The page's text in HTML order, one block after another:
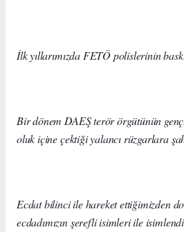
İlk yıllarımızda FETÖ polislerinin
Bir dönem DAEŞ terör örgütünün
oluk içine çektiği yalancı rüzgarlara
Ecdat bilinci ile hareket ettiğimizden
ecdadımızın şerefli isimleri ile